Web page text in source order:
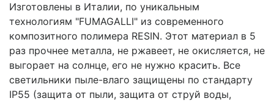
Изготовлены в Италии, по уникальным
технологиям "FUMAGALLI" из современного
композитного полимера RESIN. Этот материал в 5
раз прочнее металла, не ржавеет, не окисляется, не
выгорает на солнце, его не нужно красить. Все
светильники пыле-влаго защищены по стандарту
IP55 (защита от пыли, защита от струй воды,